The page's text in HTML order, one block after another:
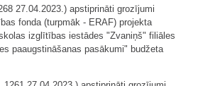
27.04.2023.) apstiprināti grozījumi
fonda (turpmāk - ERAF) projekta
izglītības iestādes "Zvaniņš" filiāles
paaugstināšanas pasākumi" budžeta